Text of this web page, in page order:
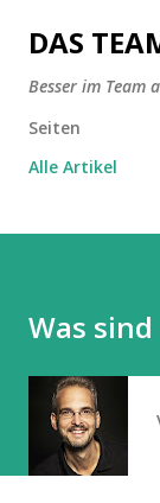
DAS
Besser im Team
Seiten
Alle Artikel
Was